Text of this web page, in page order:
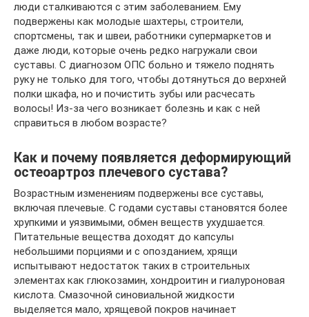
люди сталкиваются с этим заболеванием. Ему
подвержены как молодые шахтеры, строители,
спортсмены, так и швеи, работники супермаркетов и
даже люди, которые очень редко нагружали свои
суставы. С диагнозом ОПС больно и тяжело поднять
руку не только для того, чтобы дотянуться до верхней
полки шкафа, но и почистить зубы или расчесать
волосы! Из-за чего возникает болезнь и как с ней
справиться в любом возрасте?
Как и почему появляется деформирующий
остеоартроз плечевого сустава?
Возрастным изменениям подвержены все суставы,
включая плечевые. С годами суставы становятся более
хрупкими и уязвимыми, обмен веществ ухудшается.
Питательные вещества доходят до капсулы
небольшими порциями и с опозданием, хрящи
испытывают недостаток таких в строительных
элементах как глюкозамин, хондроитин и гиалуроновая
кислота. Смазочной синовиальной жидкости
выделяется мало, хрящевой покров начинает